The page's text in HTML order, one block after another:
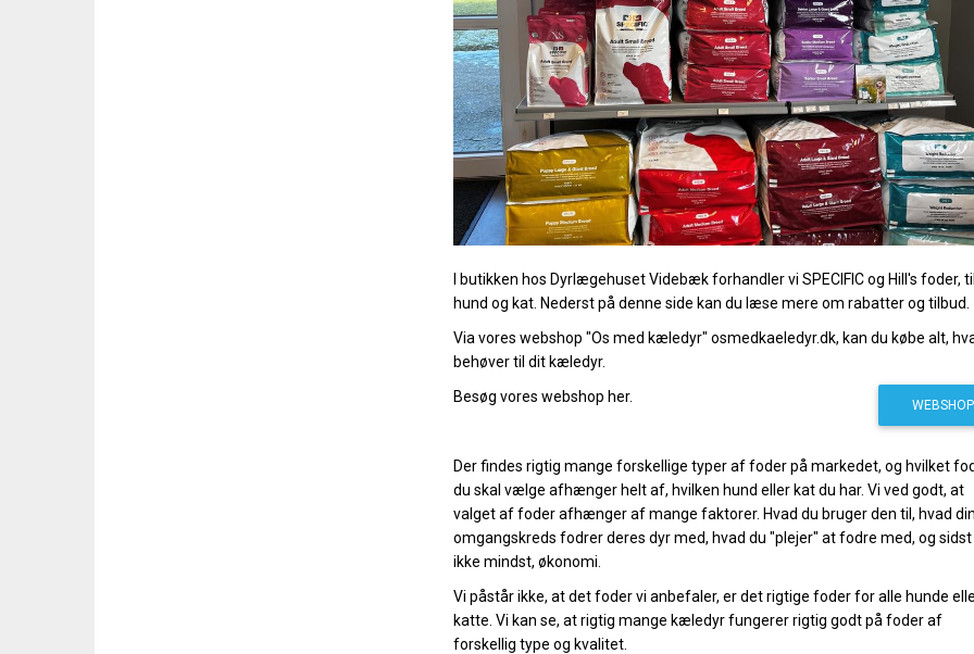
I butikken hos Dyrlægehuset Videbæk forhandler vi SPECIFIC og Hill's foder, til
hund og kat. Nederst på denne side kan du læse mere om rabatter og tilbud.
Via vores webshop "Os med kæledyr" osmedkaeledyr.dk, kan du købe alt,
behøver til dit kæledyr.
Besøg vores webshop her.
WEBSHOP
Der findes rigtig mange forskellige typer af foder på markedet, og hvilket
du skal vælge afhænger helt af, hvilken hund eller kat du har. Vi ved godt, at
valget af foder afhænger af mange faktorer. Hvad du bruger den til, hvad din
omgangskreds fodrer deres dyr med, hvad du "plejer" at fodre med, og
ikke mindst, økonomi.
Vi påstår ikke, at det foder vi anbefaler, er det rigtige foder for alle hunde
katte. Vi kan se, at rigtig mange kæledyr fungerer rigtig godt på foder af
forskellig type og kvalitet.